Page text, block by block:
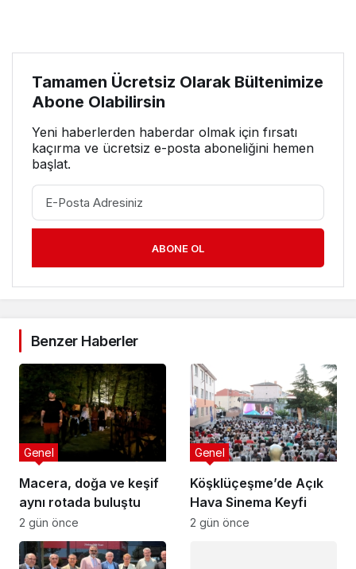
Tamamen Ücretsiz Olarak Bültenimize
Abone Olabilirsin
Yeni haberlerden haberdar olmak için fırsatı
kaçırma ve ücretsiz e-posta aboneliğini hemen
başlat.
ABONE OL
Benzer Haberler
Macera, doğa ve keşif
aynı rotada buluştu
Genel
2 gün önce
Köşklüçeşme’de Açık
Hava Sinema Keyfi
Genel
2 gün önce